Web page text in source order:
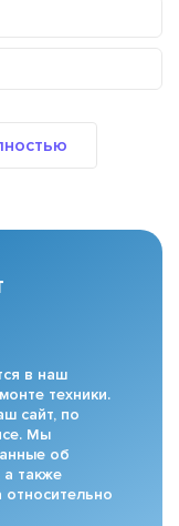
в наш
техники.
сайт, по
Мы
об
а также
относительно